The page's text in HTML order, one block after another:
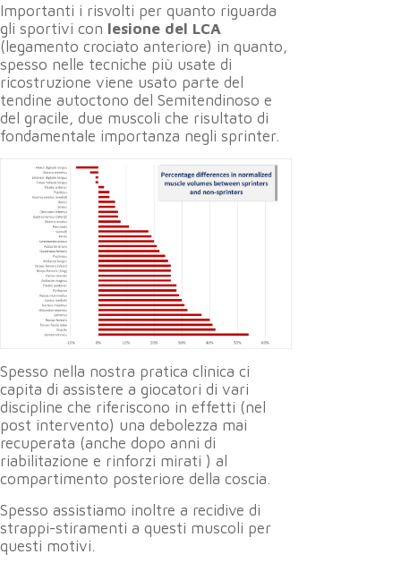
Importanti i risvolti per quanto riguarda
gli sportivi con lesione del LCA
(legamento crociato anteriore) in quanto,
spesso nelle tecniche più usate di
ricostruzione viene usato parte del
tendine autoctono del Semitendinoso e
del gracile, due muscoli che risultato di
fondamentale importanza negli sprinter.
Spesso nella nostra pratica clinica ci
capita di assistere a giocatori di vari
discipline che riferiscono in effetti (nel
post intervento) una debolezza mai
recuperata (anche dopo anni di
riabilitazione e rinforzi mirati ) al
compartimento posteriore della coscia.
Spesso assistiamo inoltre a recidive di
strappi-stiramenti a questi muscoli per
questi motivi.